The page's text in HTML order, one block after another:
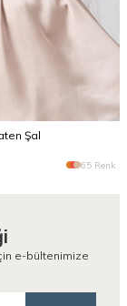
Şal
65 Renk
e-bültenimize